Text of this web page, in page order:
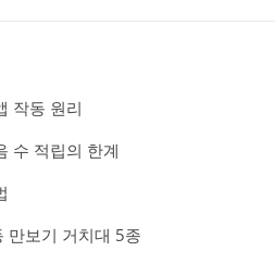
작동 원리
수 적립의 한계
만보기 거치대 5종